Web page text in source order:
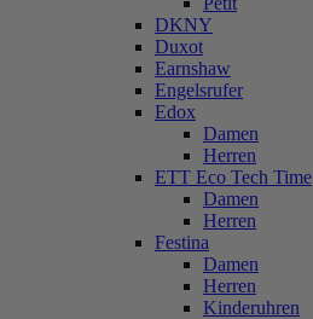
DKNY
Duxot
Earnshaw
Engelsrufer
Edox
Damen
Herren
ETT Eco Tech Time
Damen
Herren
Festina
Damen
Herren
Kinderuhren